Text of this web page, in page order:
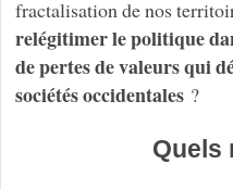
fractalisation de nos
relégitimer le politique
de pertes de valeurs qui
sociétés occidentales?
Quels